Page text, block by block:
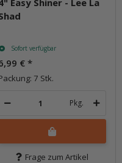
Easy Shiner - Lee La
Sofort verfügbar
€ *
7 Stk.
Pkg.
Frage zum Artikel